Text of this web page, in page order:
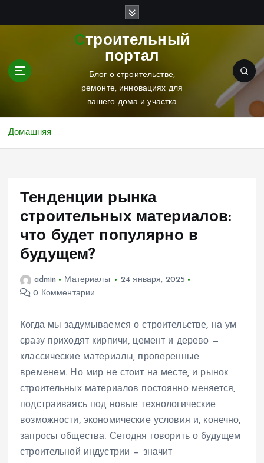
Строительный
портал
Блог о строительстве,
ремонте, инновациях для
вашего дома и участка
Домашняя
Тенденции рынка
строительных материалов:
что будет популярно в
будущем?
admin Материалы
24 января, 2025
0 Комментарии
Когда мы задумываемся о строительстве, на ум
сразу приходят кирпичи, цемент и дерево —
классические материалы, проверенные
временем. Но мир не стоит на месте, и рынок
строительных материалов постоянно меняется,
подстраиваясь под новые технологические
возможности, экономические условия и, конечно,
запросы общества. Сегодня говорить о будущем
строительной индустрии — значит